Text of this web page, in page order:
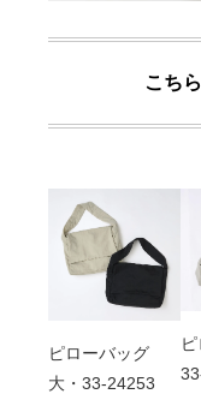
こち
ピローバッグ
大・33-24253